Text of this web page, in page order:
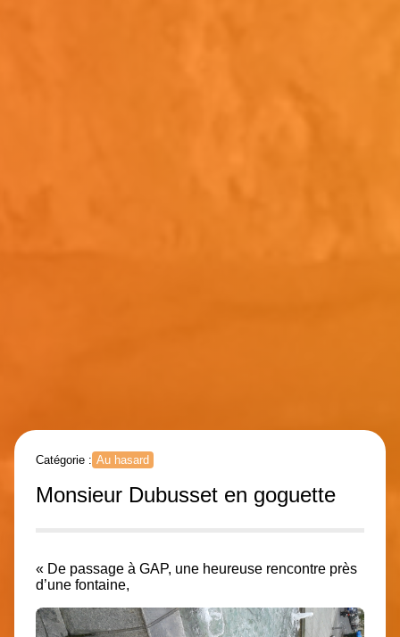
Catégorie : Au hasard
Monsieur Dubusset en goguette
« De passage à GAP, une heureuse rencontre près
d’une fontaine,